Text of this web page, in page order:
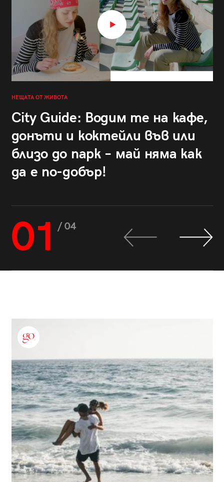
НЕЩАТА ОТ ЖИВОТА
City Guide: Водим те на кафе,
донъти и коктейли във или
близо до парк – май няма как
да е по-добър!
01 / 04